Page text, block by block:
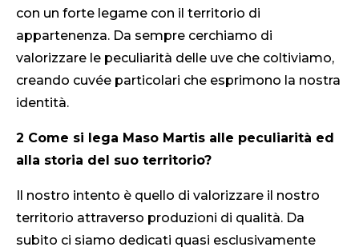
con un forte legame con il territorio di
appartenenza. Da sempre cerchiamo di
valorizzare le peculiarità delle uve che coltiviamo,
creando cuvée particolari che esprimono la nostra
identità.
2 Come si lega Maso Martis alle peculiarità ed
alla storia del suo territorio?
Il nostro intento è quello di valorizzare il nostro
territorio attraverso produzioni di qualità. Da
subito ci siamo dedicati quasi esclusivamente